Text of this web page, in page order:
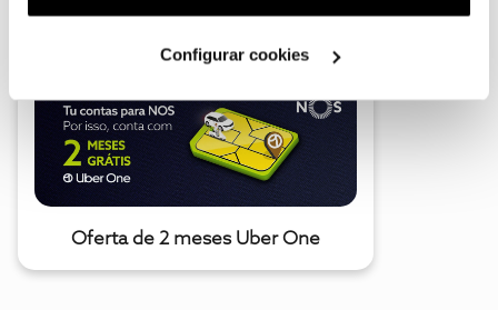
utilização dos cookies clicando em "Configurar
Configurar cookies
Oferta de 2 meses Uber One